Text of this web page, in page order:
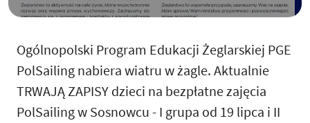
Ogólnopolski Program Edukacji Żeglarskiej PGE
PolSailing nabiera wiatru w żagle. Aktualnie
TRWAJĄ ZAPISY dzieci na bezpłatne zajęcia
PolSailing w Sosnowcu - I grupa od 19 lipca i II